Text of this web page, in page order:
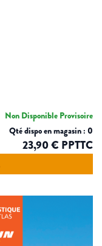
Non Disponible Provisoire
Qté dispo en magasin : 0
23,90 € PPTTC